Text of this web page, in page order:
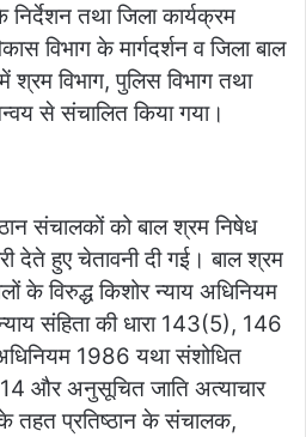
तथा जिला कार्यक्रम
विभाग के मार्गदर्शन व जिला बाल
श्रम विभाग, पुलिस विभाग तथा
से संचालित किया गया।
संचालकों को बाल श्रम निषेध
देते हुए चेतावनी दी गई। बाल श्रम
के विरुद्ध किशोर न्याय अधिनियम
संहिता की धारा 143(5), 146
1986 यथा संशोधित
और अनुसूचित जाति अत्याचार
तहत प्रतिष्ठान के संचालक,